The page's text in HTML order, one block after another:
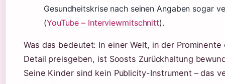
Gesundheitskrise nach seinen Angaben sogar
(YouTube – Interviewmitschnitt).
Was das bedeutet: In einer Welt, in der
Detail preisgeben, ist Soosts Zurückhaltung
Seine Kinder sind kein Publicity-Instrument – das